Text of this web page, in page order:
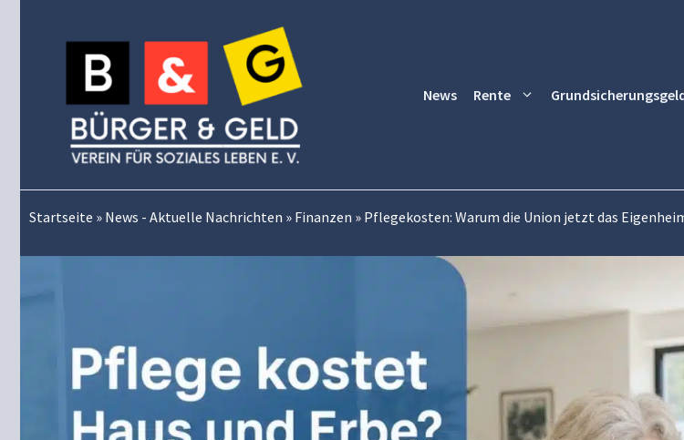
News Rente
Startseite » News - Aktuelle Nachrichten » Finanzen » Pflegekosten: Warum die Union jetzt das